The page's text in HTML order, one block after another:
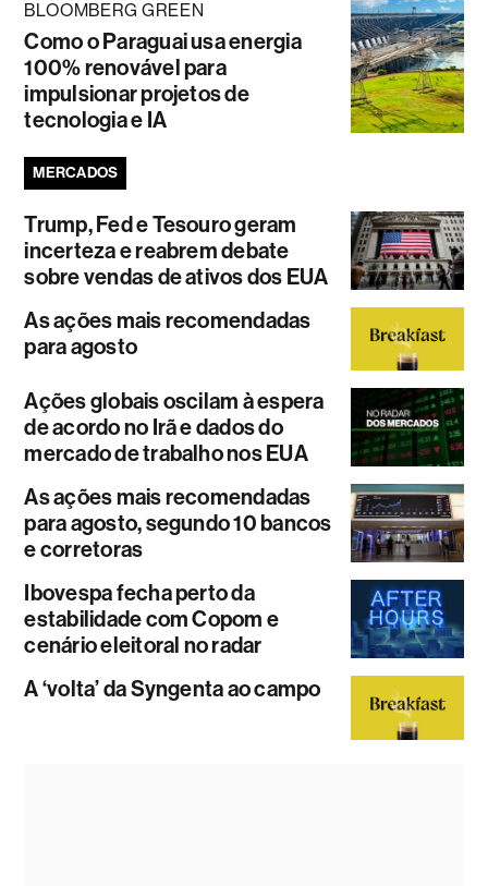
BLOOMBERG GREEN
Como o Paraguai usa energia
100% renovável para
impulsionar projetos de
tecnologia e IA
MERCADOS
Trump, Fed e Tesouro geram
incerteza e reabrem debate
sobre vendas de ativos dos EUA
As ações mais recomendadas
para agosto
Ações globais oscilam à espera
de acordo no Irã e dados do
mercado de trabalho nos EUA
As ações mais recomendadas
para agosto, segundo 10 bancos
e corretoras
Ibovespa fecha perto da
estabilidade com Copom e
cenário eleitoral no radar
A ‘volta’ da Syngenta ao campo